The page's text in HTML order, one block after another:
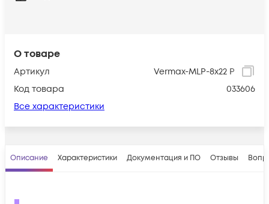
О товаре
Артикул
Vermax-MLP-8x22 P
Код товара
033606
Все характеристики
Описание Характеристики Документация и ПО Отзывы